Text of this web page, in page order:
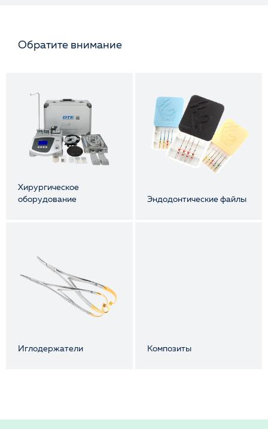
Обратите внимание
Хирургическое
оборудование
Эндодонтические файлы
Иглодержатели Композиты